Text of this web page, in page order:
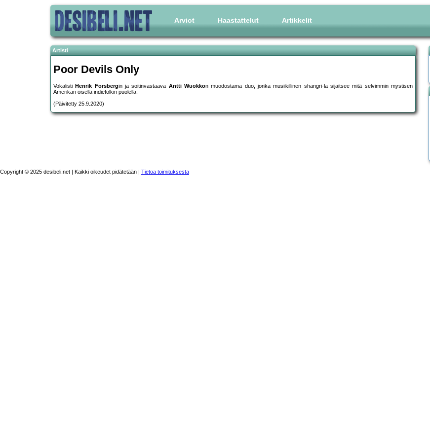
Arviot Haastattelut Artikkelit
Artisti
Poor Devils Only
Vokalisti Henrik Forsbergin ja soitinvastaava Antti Wuokkon muodostama duo, jonka musiikillinen shangri-la sijaitsee mitä selvimmin mystisen
Amerikan öisellä indiefolkin puolella.
(Päivitetty 25.9.2020)
Copyright © 2025 desibeli.net | Kaikki oikeudet pidätetään | Tietoa toimituksesta